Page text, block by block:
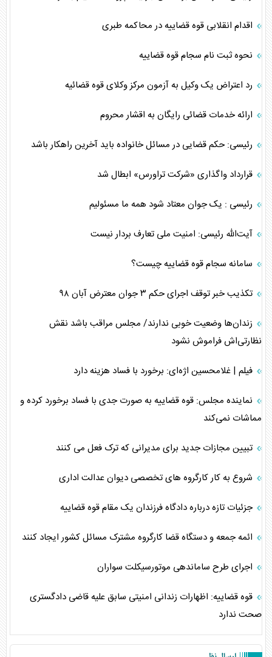
اقدام انقلابی قوه قضاییه در محاکمه طبری
نحوه ثبت نام سجام قوه قضاییه
رد اعتراض یک وکیل به آزمون مرکز وکلای قوه قضائیه
ارائه خدمات قضائی رایگان به اقشار محروم
رئیسی: حکم قضایی در مسائل خانواده باید آخرین راهکار باشد
قرارداد واگذاری «شرکت تراورس» ابطال شد
رئیسی : یک جوان معتاد شود همه ما مسئولیم
آیت‌الله رئیسی: امنیت ملی تعارف بردار نیست
سامانه سجام قوه قضاییه چیست؟
تکذیب خبر توقف اجرای حکم ۳ جوان معترض آبان ۹۸
زندان‌ها وضعیت خوبی ندارند/ مجلس مراقب باشد نقش
نظارتی‌اش فراموش نشود
فیلم | غلامحسین اژه‌ای: برخورد با فساد هزینه دارد
نماینده مجلس: قوه قضاییه به صورت جدی با فساد برخورد کرده و
مماشات نمی‌کند
تبیین مجازات جدید برای مدیرانی که ترک فعل می کنند
شروع به کار کارگروه های تخصصی دیوان عدالت اداری
جزئیات تازه درباره دادگاه فرزندان یک مقام قوه قضاییه
ائمه جمعه و دستگاه قضا کارگروه مشترک مسائل کشور ایجاد کنند
اجرای طرح ساماندهی موتورسیکلت سواران
قوه قضاییه: اظهارات زندانی امنیتی سابق علیه قاضی دادگستری
صحت ندارد